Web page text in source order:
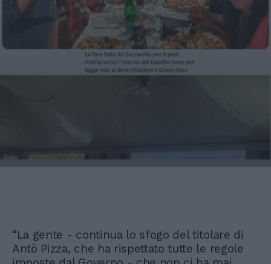
“La gente - continua lo sfogo del titolare di
Antò Pizza, che ha rispettato tutte le regole